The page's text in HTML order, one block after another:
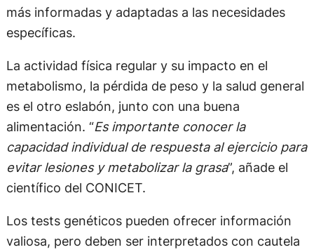
más informadas y adaptadas a las necesidades
específicas.
La actividad física regular y su impacto en el
metabolismo, la pérdida de peso y la salud general
es el otro eslabón, junto con una buena
alimentación. “Es importante conocer la
capacidad individual de respuesta al ejercicio para
evitar lesiones y metabolizar la grasa”, añade el
científico del CONICET.
Los tests genéticos pueden ofrecer información
valiosa, pero deben ser interpretados con cautela